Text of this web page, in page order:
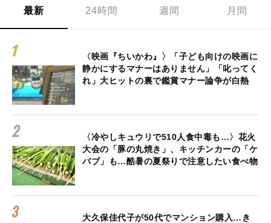
最新 24時間 週間 月間
〈映画『ちいかわ』〉「子ども向けの映画に
静かにするマナーはありません」「叱ってく
れ」大ヒットの裏で鑑賞マナー論争が白熱
〈冷やしキュウリで510人食中毒も…〉花火
大会の「豚の丸焼き」、キッチンカーの「ケ
バブ」も…酷暑の夏祭りで注意したい食べ物
大久保佳代子が50代でマンション購入…き